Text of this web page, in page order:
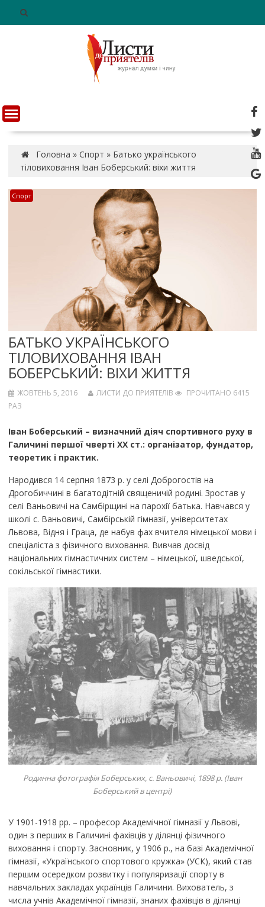
n
t
Головна » Спорт » Батько українського
тіловиховання Іван Боберський: віхи життя
Спорт
БАТЬКО УКРАЇНСЬКОГО
ТІЛОВИХОВАННЯ ІВАН
БОБЕРСЬКИЙ: ВІХИ ЖИТТЯ
ЖОВТЕНЬ 5, 2016 ЛИСТИ ДО ПРИЯТЕЛІВ
ПРОЧИТАНО 6415
РАЗ
Іван Боберський – визначний діяч спортивного руху в
Галичині першої чверті XX cт.: організатор, фундатор,
теоретик і практик.
Народився 14 серпня 1873 р. у селі Доброгостів на
Дрогобиччині в багатодітній священичій родині. Зростав у
селі Ваньовичі на Самбірщині на парохії батька. Навчався у
школі с. Ваньовичі, Самбірській гімназії, університетах
Львова, Відня і Граца, де набув фах вчителя німецької мови і
спеціаліста з фізичного виховання. Вивчав досвід
національних гімнастичних систем – німецької, шведської,
сокільської гімнастики.
Родинна фотографія Боберських, с. Ваньовичі, 1898 р. (Іван
Боберський в центрі)
У 1901-1918 рр. – професор Академічної гімназії у Львові,
один з перших в Галичині фахівців у ділянці фізичного
виховання і спорту. Засновник, у 1906 р., на базі Академічної
гімназії, «Українського спортового кружка» (УСК), який став
першим осередком розвитку і популяризації спорту в
навчальних закладах українців Галичини. Вихователь, з
числа учнів Академічної гімназії, знаних фахівців в ділянці